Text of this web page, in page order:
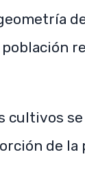
cultivos
de la